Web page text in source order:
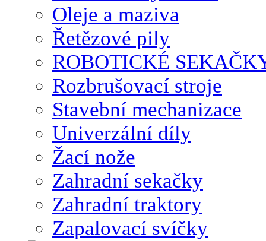
Oleje a maziva
Řetězové pily
ROBOTICKÉ
Rozbrušovací stroje
Stavební mechanizace
Univerzální díly
Žací nože
Zahradní sekačky
Zahradní traktory
Zapalovací svíčky